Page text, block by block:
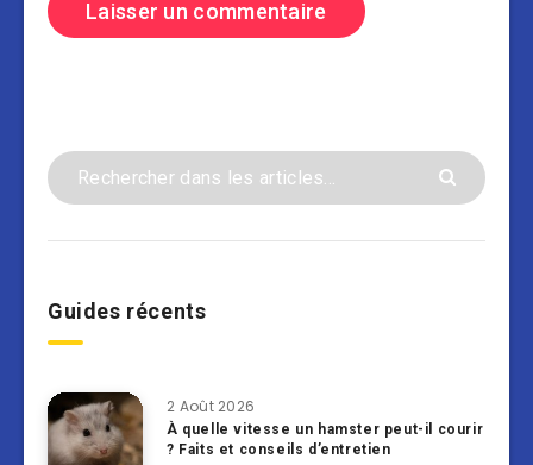
Guides récents
2 Août 2026
À quelle vitesse un hamster peut-il courir
? Faits et conseils d’entretien